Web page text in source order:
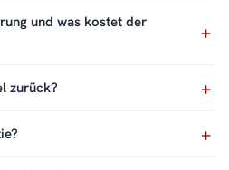
und was kostet der
zurück?